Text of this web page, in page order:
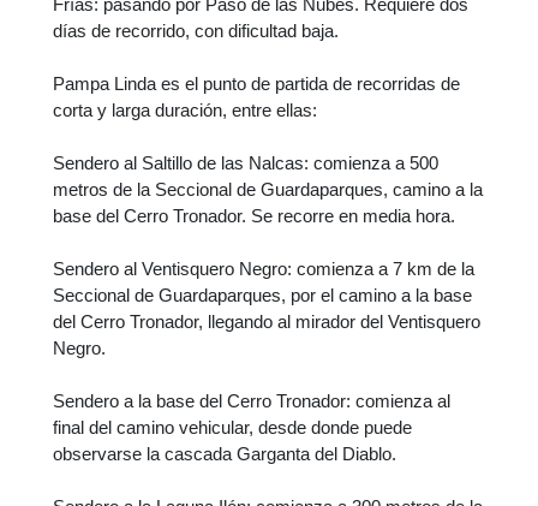
Frías: pasando por Paso de las Nubes. Requiere dos
días de recorrido, con dificultad baja.
Pampa Linda es el punto de partida de recorridas de
corta y larga duración, entre ellas:
Sendero al Saltillo de las Nalcas: comienza a 500
metros de la Seccional de Guardaparques, camino a la
base del Cerro Tronador. Se recorre en media hora.
Sendero al Ventisquero Negro: comienza a 7 km de la
Seccional de Guardaparques, por el camino a la base
del Cerro Tronador, llegando al mirador del Ventisquero
Negro.
Sendero a la base del Cerro Tronador: comienza al
final del camino vehicular, desde donde puede
observarse la cascada Garganta del Diablo.